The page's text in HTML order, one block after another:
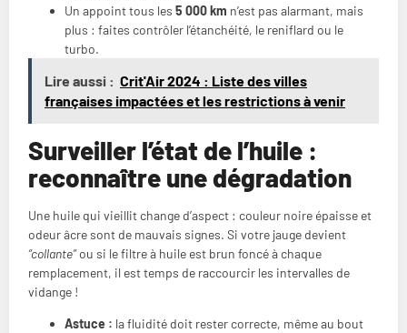
Un appoint tous les 5 000 km n’est pas alarmant, mais
plus : faites contrôler l’étanchéité, le reniflard ou le
turbo.
Lire aussi : Crit'Air 2024 : Liste des villes
françaises impactées et les restrictions à venir
Surveiller l’état de l’huile :
reconnaître une dégradation
Une huile qui vieillit change d’aspect : couleur noire épaisse et
odeur âcre sont de mauvais signes. Si votre jauge devient
“collante”ou si le filtre à huile est brun foncé à chaque
remplacement, il est temps de raccourcir les intervalles de
vidange !
Astuce : la fluidité doit rester correcte, même au bout